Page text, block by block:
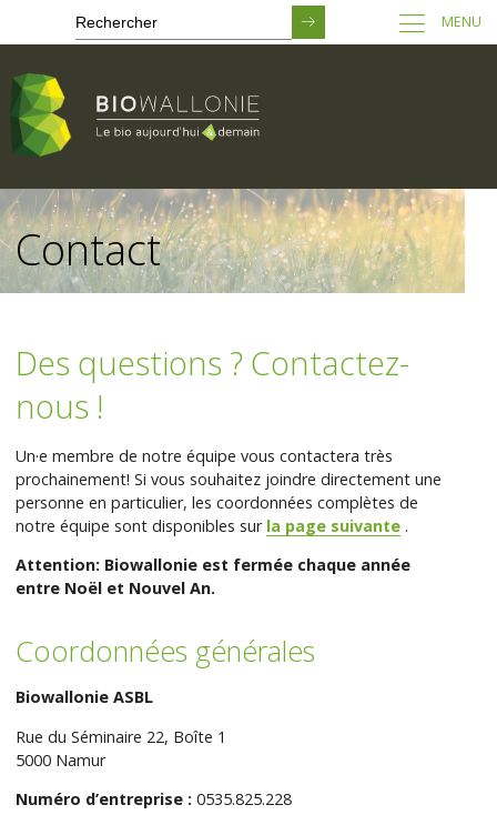
Passer
au
contenu
principal
MENU
Contact
Des questions ? Contactez-
nous !
Un·e membre de notre équipe vous contactera très
prochainement! Si vous souhaitez joindre directement une
personne en particulier, les coordonnées complètes de
notre équipe sont disponibles sur la page suivante .
Attention: Biowallonie est fermée chaque année
entre Noël et Nouvel An.
Coordonnées générales
Biowallonie ASBL
Rue du Séminaire 22, Boîte 1
5000 Namur
Numéro d’entreprise : 0535.825.228